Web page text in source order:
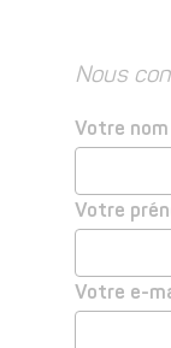
Nous
Votre nom
Votre
Votre e-